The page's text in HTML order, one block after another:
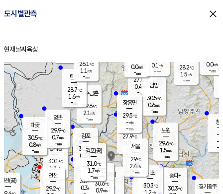
도시별관측 close
홈
현재날씨 육상
양주
27.8℃
0.4
-mm
과천
경기광주
경서동
30.1℃
1.2 m/s
-mm
파주금촌
29.6℃
2.1 m/s
-mm
28.2℃
1.5m/s
-mm
대곶
30.5℃
0.8m/s
-mm
창
-
-m/
-
탄현
28.7℃
1.6m/s
-mm
0.0m/s
-mm
김포
30.5℃
0.2 m/s
mm
광명
- ℃
부천
31.4℃
0.3m/s
양촌
29.9℃
0.7m/s
-mm
구로
30.6℃
0.9m/s
은평
27.9℃
0.0 m/s
- mm
노원
29.6℃
1.5m/s
-mm
송파*
30.3℃
서초
30.3℃
1.2m/s
남방
30.5℃
0.6m/s
-mm
장흥면
29.5℃
-m/s
-mm
0.0m/s
-mm
인천(공)
김포(공)
31.0℃
1.7m/s
-mm
인천
29.2℃
서울
29℃
2.4m/s
-mm
26.1℃
1.1 m/s
-mm
0.1 m/s
-mm